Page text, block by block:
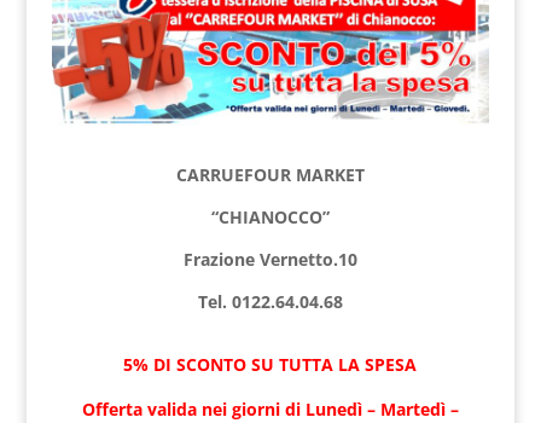
CARRUEFOUR MARKET
“CHIANOCCO”
Frazione Vernetto.10
Tel. 0122.64.04.68
5% DI SCONTO SU TUTTA LA SPESA
Offerta valida nei giorni di Lunedì – Martedì –